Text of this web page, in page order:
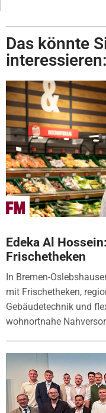
Das könnte
interessieren:
Edeka Al
Frischetheken
In Bremen-
mit Frischetheken,
Gebäudetechnik und
wohnortnahe